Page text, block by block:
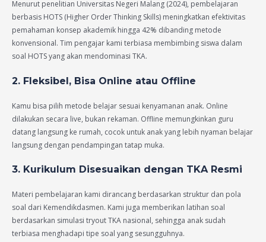
Menurut penelitian Universitas Negeri Malang (2024), pembelajaran
berbasis HOTS (Higher Order Thinking Skills) meningkatkan efektivitas
pemahaman konsep akademik hingga 42% dibanding metode
konvensional. Tim pengajar kami terbiasa membimbing siswa dalam
soal HOTS yang akan mendominasi TKA.
2. Fleksibel, Bisa Online atau Offline
Kamu bisa pilih metode belajar sesuai kenyamanan anak. Online
dilakukan secara live, bukan rekaman. Offline memungkinkan guru
datang langsung ke rumah, cocok untuk anak yang lebih nyaman belajar
langsung dengan pendampingan tatap muka.
3. Kurikulum Disesuaikan dengan TKA Resmi
Materi pembelajaran kami dirancang berdasarkan struktur dan pola
soal dari Kemendikdasmen. Kami juga memberikan latihan soal
berdasarkan simulasi tryout TKA nasional, sehingga anak sudah
terbiasa menghadapi tipe soal yang sesungguhnya.